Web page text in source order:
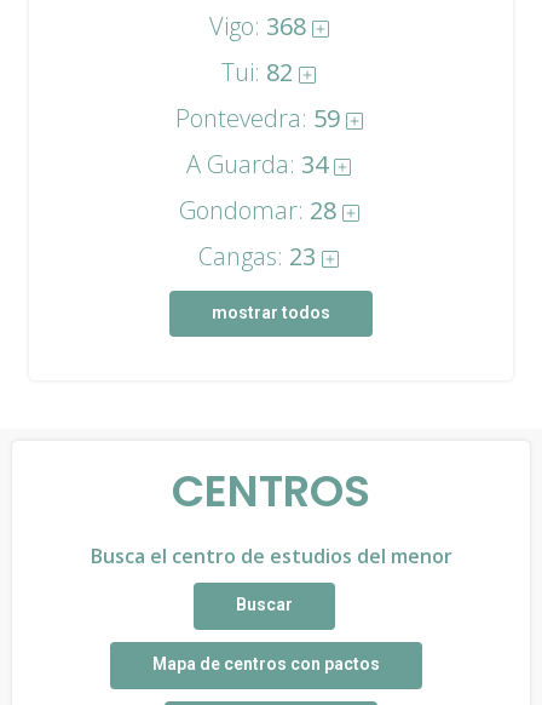
Vigo: 368
Tui: 82
Pontevedra: 59
A Guarda: 34
Gondomar: 28
Cangas: 23
mostrar todos
CENTROS
Busca el centro de estudios del menor
Buscar
Mapa de centros con pactos